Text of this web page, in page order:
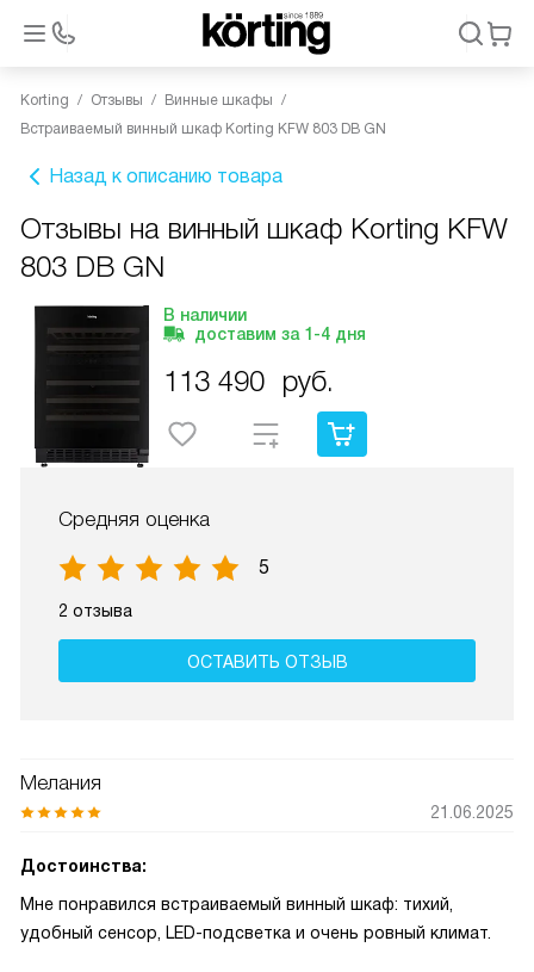
Korting Отзывы
Винные шкафы
Встраиваемый винный шкаф Korting KFW 803 DB GN
Назад к описанию товара
Отзывы на винный шкаф Korting KFW
803 DB GN
В наличии
доставим за 1-4 дня
113 490 руб.
Средняя оценка
5
2 отзыва
ОСТАВИТЬ ОТЗЫВ
Мелания
21.06.2025
Достоинства:
Мне понравился встраиваемый винный шкаф: тихий,
удобный сенсор, LED-подсветка и очень ровный климат.